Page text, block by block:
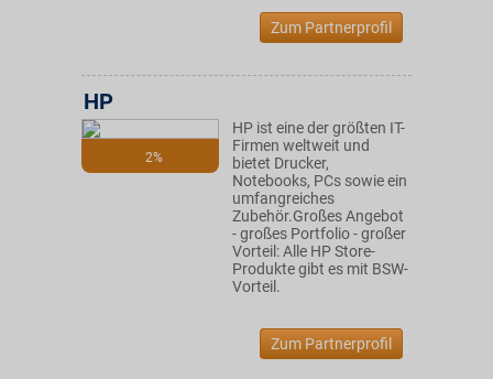
Zum Partnerprofil
2%
HP
HP ist eine der größten IT-
Firmen weltweit und
bietet Drucker,
Notebooks, PCs sowie ein
umfangreiches
Zubehör.Großes Angebot
- großes Portfolio - großer
Vorteil: Alle HP Store-
Produkte gibt es mit BSW-
Vorteil.
Zum Partnerprofil